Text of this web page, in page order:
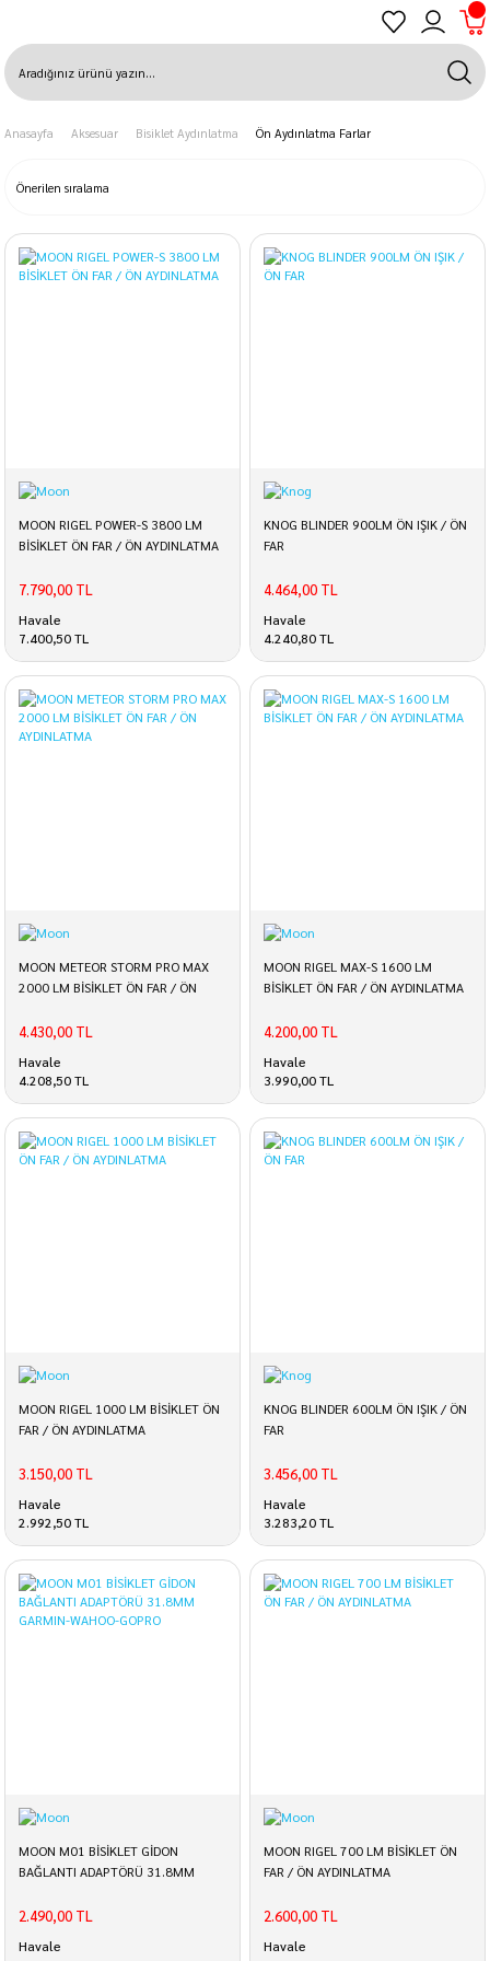
Anasayfa Aksesuar Bisiklet Aydınlatma Ön Aydınlatma Farlar
MOON RIGEL POWER-S 3800 LM
BİSİKLET ÖN FAR / ÖN AYDINLATMA
7.790,00 TL
Havale
7.400,50 TL
KNOG BLINDER 900LM ÖN IŞIK / ÖN
FAR
4.464,00 TL
Havale
4.240,80 TL
MOON METEOR STORM PRO MAX
2000 LM BİSİKLET ÖN FAR / ÖN
4.430,00 TL
Havale
4.208,50 TL
MOON RIGEL MAX-S 1600 LM
BİSİKLET ÖN FAR / ÖN AYDINLATMA
4.200,00 TL
Havale
3.990,00 TL
MOON RIGEL 1000 LM BİSİKLET ÖN
FAR / ÖN AYDINLATMA
3.150,00 TL
Havale
2.992,50 TL
KNOG BLINDER 600LM ÖN IŞIK / ÖN
FAR
3.456,00 TL
Havale
3.283,20 TL
MOON M01 BİSİKLET GİDON
BAĞLANTI ADAPTÖRÜ 31.8MM
2.490,00 TL
Havale
MOON RIGEL 700 LM BİSİKLET ÖN
FAR / ÖN AYDINLATMA
2.600,00 TL
Havale